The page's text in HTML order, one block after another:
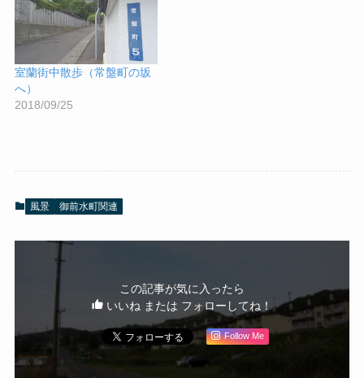
室蘭街中散歩（常盤町の坂
へ）
2018/09/25
風景 御前水町関連
この記事が気に入ったら
いいね または フォローしてね！
Follow Me